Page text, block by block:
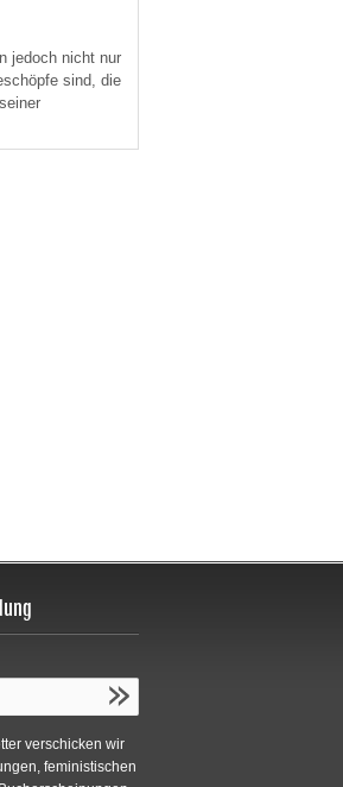
jedoch nicht nur
sind, die
verschicken wir
feministischen